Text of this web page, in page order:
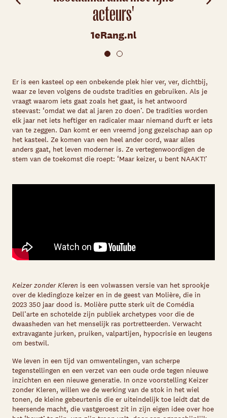
acteurs'
1eRang.nl
Er is een kasteel op een onbekende plek hier ver, ver, dichtbij,
waar ze leven volgens de oudste tradities en gebruiken. Als je
vraagt waarom iets gaat zoals het gaat, is het antwoord
steevast: ‘omdat we dat al jaren zo doen’. De tradities worden
elk jaar net iets heftiger en radicaler maar niemand durft er iets
van te zeggen. Dan komt er een vreemd jong gezelschap aan op
het kasteel. Ze komen van een heel ander oord, waar alles
anders gaat, het leven moderner is. Ze vertegenwoordigen de
stem van de toekomst die roept: ‘Maar keizer, u bent NAAKT!’
Keizer zonder Kleren is een volwassen versie van het sprookje
over de kledingloze keizer en in de geest van Molière, die in
2023 350 jaar dood is. Molière putte sterk uit de Comédia
Dell’arte en schotelde zijn publiek archetypes voor die de
dwaasheden van het menselijk ras portretteerden. Verwacht
extravagante jurken, pruiken, valpartijen, hypocrisie en leugens
om bestwil.
We leven in een tijd van omwentelingen, van scherpe
tegenstellingen en een verzet van een oude orde tegen nieuwe
inzichten en een nieuwe generatie. In onze voorstelling Keizer
zonder Kleren, willen we de werking van de stok in het wiel
tonen, de kleine gebeurtenis die er uiteindelijk toe leidt dat de
heersende macht, die vastgeroest zit in zijn eigen idee over hoe